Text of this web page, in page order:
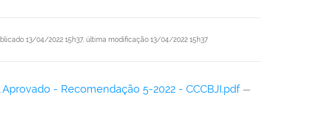
13/04/2022 15h37, última modificação 13/04/2022 15h37
- Recomendação 5-2022 - CCCBJI.pdf —